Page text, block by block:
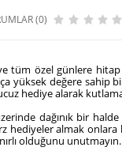
(0)
tüm özel günlere
yüksek değere sahip
hediye alarak
dağınık bir
hediyeler almak onlara
olduğunu unutmayın.